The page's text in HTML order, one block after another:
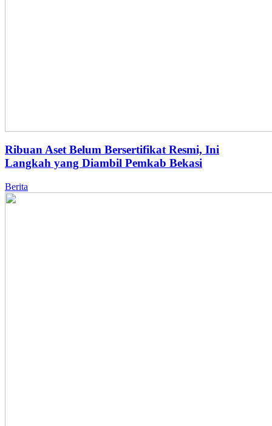
Ribuan Aset Belum Bersertifikat Resmi, Ini
Langkah yang Diambil Pemkab Bekasi
Berita